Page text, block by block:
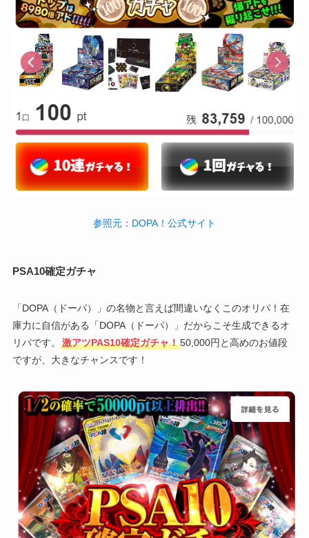
参照元：DOPA！公式サイト
PSA10確定ガチャ
「DOPA（ドーパ）」の名物と言えば間違いなくこのオリパ！在
庫力に自信がある「DOPA（ドーパ）」だからこそ生成できるオ
リパです。
激アツPAS10確定ガチャ！50,000円と高めのお値段
ですが、大きなチャンスです！